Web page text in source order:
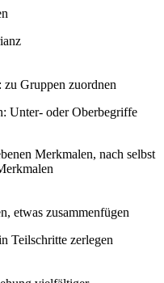
zu Gruppen zuordnen
Unter- oder Oberbegriffe
Merkmalen, nach selbst
etwas zusammenfügen
Teilschritte zerlegen